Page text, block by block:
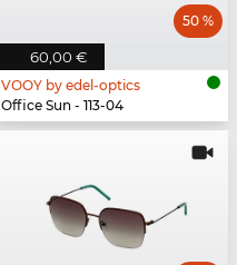
60,00 €
50 %
VOOY by edel-optics
Office Sun - 113-04